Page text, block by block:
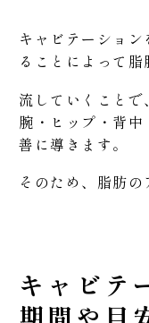
キャビテーショ
ることによって脂
流していくこと
腕・ヒップ・背
善に導きます。
そのため、脂肪
キャビテ